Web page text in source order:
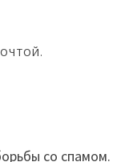
со спамом.